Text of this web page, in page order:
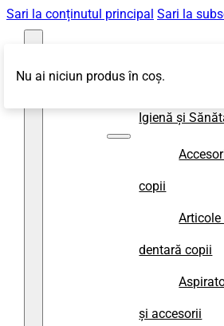
Sari la conținutul principal Sari la
Igienă și
copii
Articole
dentară copii
și accesorii
Nu ai niciun produs în coș.